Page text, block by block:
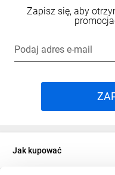
Zapisz się, aby
Podaj adres e-mail
Jak kupować